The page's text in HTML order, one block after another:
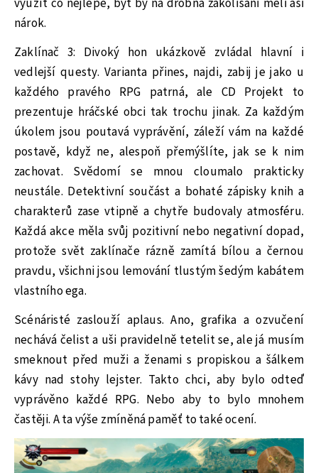
využít co nejlépe, byť by na drobná zakolísaní měli asi
nárok.
Zaklínač 3: Divoký hon ukázkově zvládal hlavní i
vedlejší questy. Varianta přines, najdi, zabij je jako u
každého pravého RPG patrná, ale CD Projekt to
prezentuje hráčské obci tak trochu jinak. Za každým
úkolem jsou poutavá vyprávění, záleží vám na každé
postavě, když ne, alespoň přemýšlíte, jak se k nim
zachovat. Svědomí se mnou cloumalo prakticky
neustále. Detektivní součást a bohaté zápisky knih a
charakterů zase vtipně a chytře budovaly atmosféru.
Každá akce měla svůj pozitivní nebo negativní dopad,
protože svět zaklínače rázně zamítá bílou a černou
pravdu, všichni jsou lemování tlustým šedým kabátem
vlastního ega.
Scénáristé zaslouží aplaus. Ano, grafika a ozvučení
nechává čelist a uši pravidelně tetelit se, ale já musím
smeknout před muži a ženami s propiskou a šálkem
kávy nad stohy lejster. Takto chci, aby bylo odteď
vyprávěno každé RPG. Nebo aby to bylo mnohem
častěji. A ta výše zmíněná paměť to také ocení.